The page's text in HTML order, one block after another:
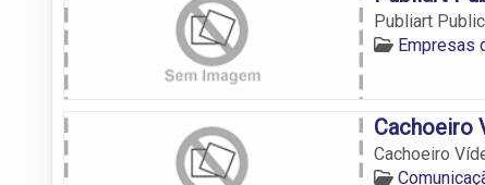
Publiart
Empresas
Cachoeiro
Cachoeiro